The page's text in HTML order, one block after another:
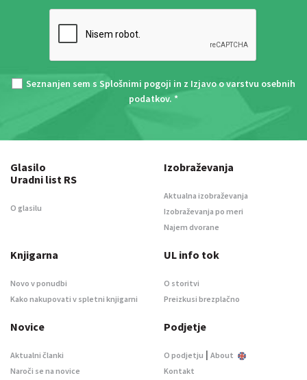
Seznanjen sem s Splošnimi pogoji in z Izjavo o varstvu osebnih
podatkov. *
Glasilo
Uradni list RS
O glasilu
Izobraževanja
Aktualna izobraževanja
Izobraževanja po meri
Najem dvorane
Knjigarna
Novo v ponudbi
Kako nakupovati v spletni knjigarni
UL info tok
O storitvi
Preizkusi brezplačno
Novice
Aktualni članki
Naroči se na novice
Podjetje
O podjetju | About
Kontakt